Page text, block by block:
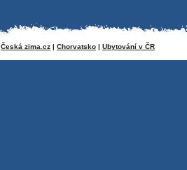
Česká zima.cz | Chorvatsko | Ubytování v ČR